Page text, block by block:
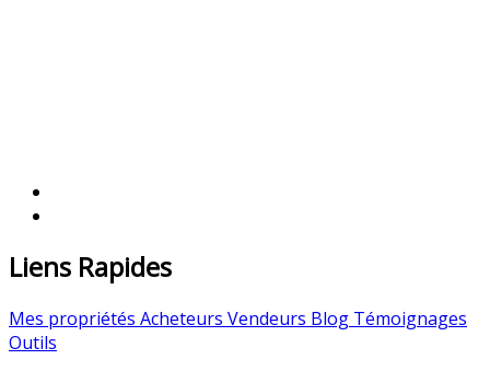
Liens Rapides
Mes propriétés Acheteurs Vendeurs Blog Témoignages
Outils